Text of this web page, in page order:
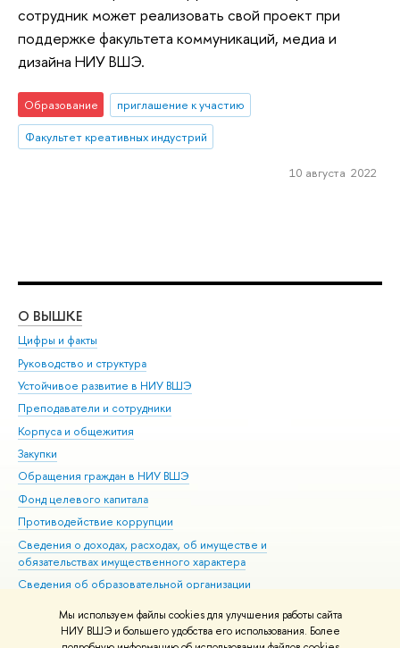
Мы используем файлы cookies для улучшения работы сайта
НИУ ВШЭ и большего удобства его использования. Более
сотрудник может реализовать свой проект при
поддержке факультета коммуникаций, медиа и
дизайна НИУ ВШЭ.
Образование
приглашение к участию
Факультет креативных индустрий
10 августа 2022
О ВЫШКЕ
Цифры и факты
Руководство и структура
Устойчивое развитие в НИУ ВШЭ
Преподаватели и сотрудники
Корпуса и общежития
Закупки
Обращения граждан в НИУ ВШЭ
Фонд целевого капитала
Противодействие коррупции
Сведения о доходах, расходах, об имуществе и
обязательствах имущественного характера
Сведения об образовательной организации
Людям с ограниченными возможностями здоровья
Единая платежная страница